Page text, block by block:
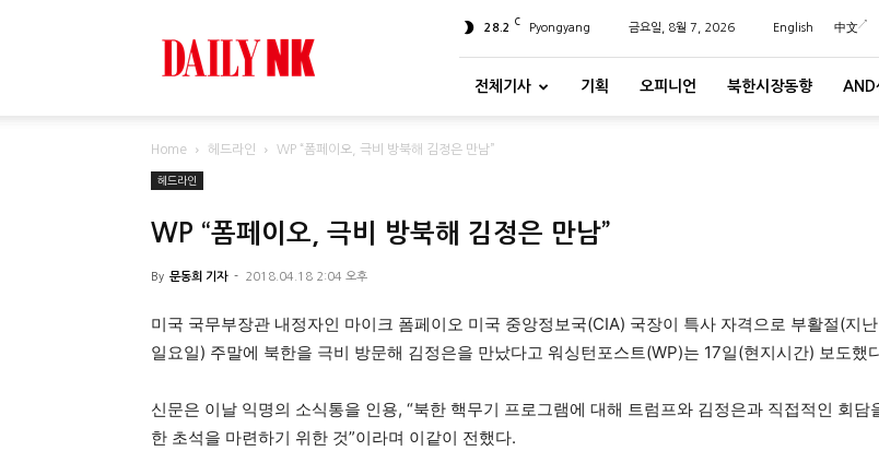
28.2 C Pyongyang 금요일, 8월 7, 2026 English 中文
전체기사 기획 오피니언 북한시장동향 AND
Home 헤드라인 WP “폼페이오, 극비 방북해 김정은 만남”
헤드라인
WP “폼페이오, 극비 방북해 김정은 만남”
By 문동희 기자 - 2018.04.18 2:04 오후
미국 국무부장관 내정자인 마이크 폼페이오 미국 중앙정보국(CIA) 국장이 특사 자격으로 부활절(지난
일요일) 주말에 북한을 극비 방문해 김정은을 만났다고 워싱턴포스트(WP)는 17일(현지시간) 보도했
신문은 이날 익명의 소식통을 인용, “북한 핵무기 프로그램에 대해 트럼프와 김정은과 직접적인 회담
한 초석을 마련하기 위한 것”이라며 이같이 전했다.